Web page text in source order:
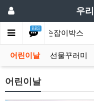
우
BBS
물모음전 손잡이박스
어린이날 선물꾸러미
어린이날